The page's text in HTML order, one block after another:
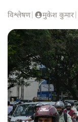
विश्लेषण| मुकेश कुमार